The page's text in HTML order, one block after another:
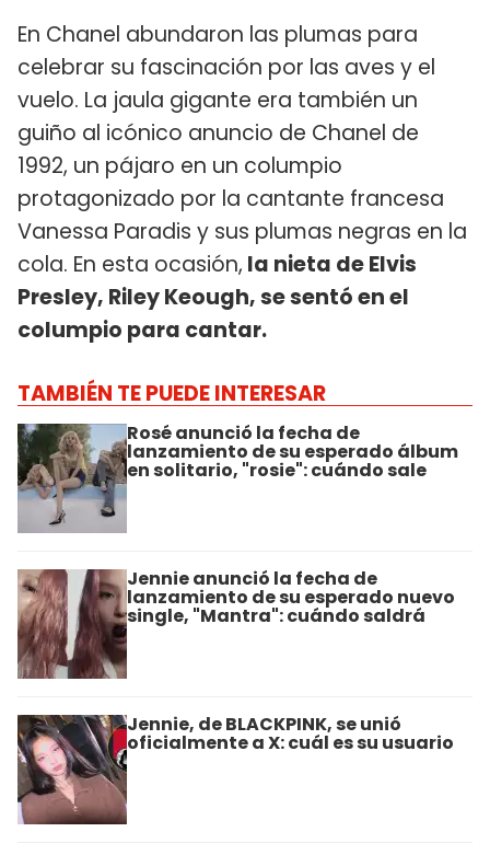
En Chanel abundaron las plumas para
celebrar su fascinación por las aves y el
vuelo. La jaula gigante era también un
guiño al icónico anuncio de Chanel de
1992, un pájaro en un columpio
protagonizado por la cantante francesa
Vanessa Paradis y sus plumas negras en la
cola. En esta ocasión, la nieta de Elvis
Presley, Riley Keough, se sentó en el
columpio para cantar.
TAMBIÉN TE PUEDE INTERESAR
Rosé anunció la fecha de
lanzamiento de su esperado álbum
en solitario, "rosie": cuándo sale
Jennie anunció la fecha de
lanzamiento de su esperado nuevo
single, "Mantra": cuándo saldrá
Jennie, de BLACKPINK, se unió
oficialmente a X: cuál es su usuario